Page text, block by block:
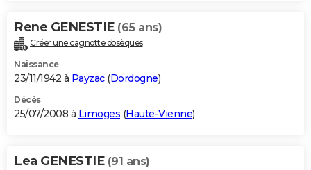
Rene GENESTIE (65 ans)
Créer une cagnotte obsèques
Naissance
23/11/1942 à Payzac(Dordogne)
Décès
25/07/2008 à Limoges (Haute-Vienne)
Lea GENESTIE (91 ans)